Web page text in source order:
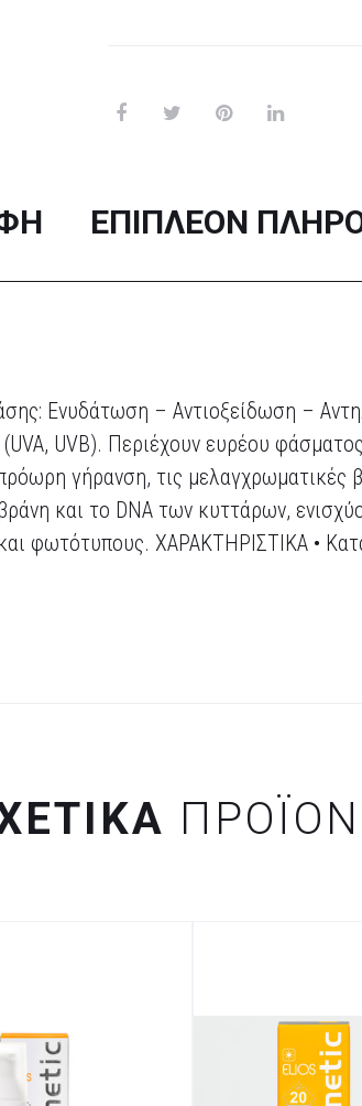
ΕΠΙΠΛΈΟΝ
Ενυδάτωση – Αντιοξείδωση –
UVB). Περιέχουν ευρέου
γήρανση, τις
και το DNA των κυττάρων,
φωτότυπους. ΧΑΡΑΚΤΗΡΙΣΤΙΚΑ •